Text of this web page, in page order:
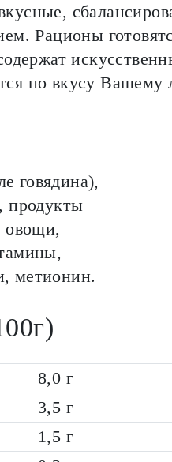
Рационы
по вкусу Вашему
говядина),
продукты
овощи,
метионин.
8,0 г
3,5 г
1,5 г